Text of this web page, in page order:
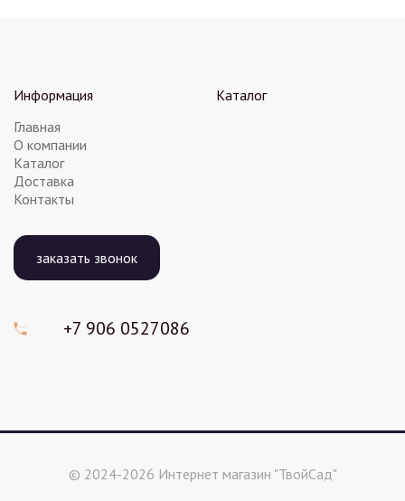
Информация
Главная
О компании
Каталог
Доставка
Контакты
Каталог
заказать звонок
+7 906 0527086
© 2024-2026 Интернет магазин "ТвойСад"